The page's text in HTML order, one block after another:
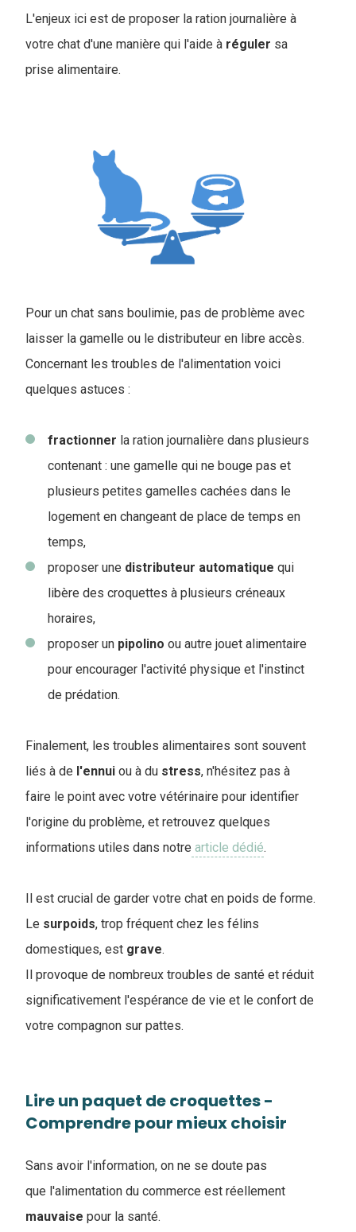
L'enjeux ici est de proposer la ration journalière à
votre chat d'une manière qui l'aide à réguler sa
prise alimentaire.
Pour un chat sans boulimie, pas de problème avec
laisser la gamelle ou le distributeur en libre accès.
Concernant les troubles de l'alimentation voici
quelques astuces :
fractionner la ration journalière dans plusieurs
contenant : une gamelle qui ne bouge pas et
plusieurs petites gamelles cachées dans le
logement en changeant de place de temps en
temps,
proposer une distributeur automatique qui
libère des croquettes à plusieurs créneaux
horaires,
proposer un pipolino ou autre jouet alimentaire
pour encourager l'activité physique et l'instinct
de prédation.
Finalement, les troubles alimentaires sont souvent
liés à de l'ennui ou à du stress, n'hésitez pas à
faire le point avec votre vétérinaire pour identifier
l'origine du problème, et retrouvez quelques
informations utiles dans notre article dédié.
Il est crucial de garder votre chat en poids de forme.
Le surpoids, trop fréquent chez les félins
domestiques, est grave.
Il provoque de nombreux troubles de santé et réduit
significativement l'espérance de vie et le confort de
votre compagnon sur pattes.
Lire un paquet de croquettes -
Comprendre pour mieux choisir
Sans avoir l'information, on ne se doute pas
que l'alimentation du commerce est réellement
mauvaise pour la santé.